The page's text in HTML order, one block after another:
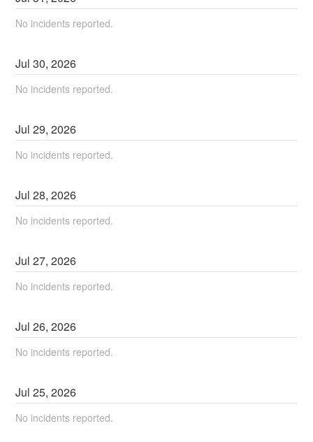
No incidents reported.
Jul30,2026
No incidents reported.
Jul29,2026
No incidents reported.
Jul28,2026
No incidents reported.
Jul27,2026
No incidents reported.
Jul26,2026
No incidents reported.
Jul25,2026
No incidents reported.